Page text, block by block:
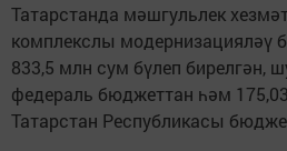
Татарстанда мәшгульлек
комплекслы модернизацияләү
833,5 млн сум бүлеп бирелгән,
федераль бюджеттан һәм
Татарстан Республикасы